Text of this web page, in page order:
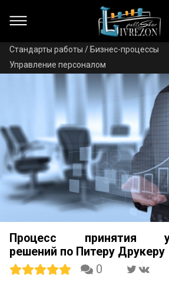
Стандарты работы / Бизнес-процессы
Управление персоналом
Процесс принятия
решений по Питеру Друкеру
0